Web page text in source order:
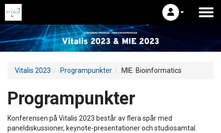
Vitalis 2023 Programpunkter MIE: Bioinformatics
Programpunkter
Konferensen på Vitalis 2023 består av flera spår med
paneldiskussioner, keynote-presentationer och studiosamtal.